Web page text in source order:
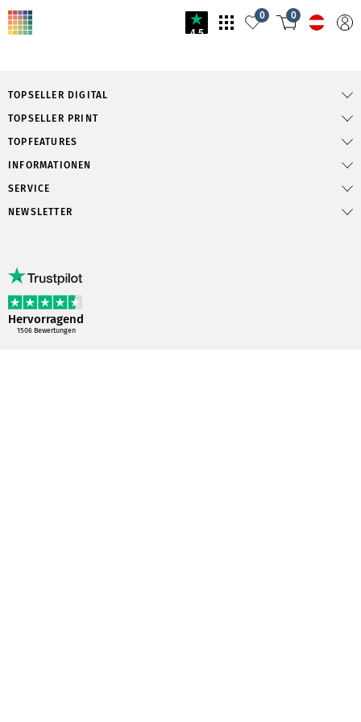
4.5
0 0
TOPSELLER DIGITAL
TOPSELLER PRINT
TOPFEATURES
INFORMATIONEN
SERVICE
Hervorragend
1506Bewertungen
NEWSLETTER